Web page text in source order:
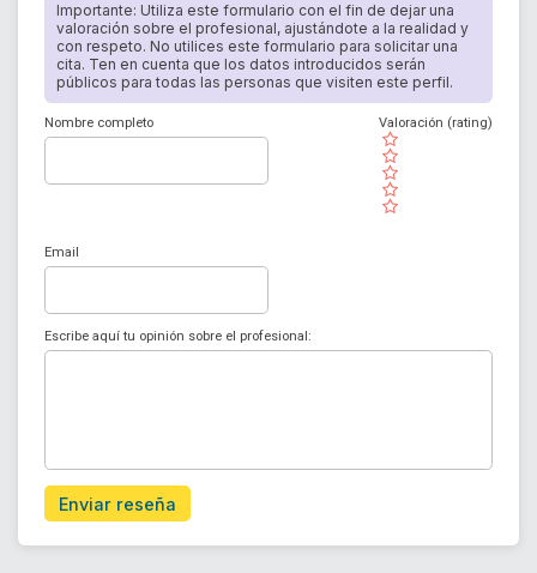
Importante: Utiliza este formulario con el fin de dejar una
valoración sobre el profesional, ajustándote a la realidad y
con respeto. No utilices este formulario para solicitar una
cita. Ten en cuenta que los datos introducidos serán
públicos para todas las personas que visiten este perfil.
Nombre completo
( )
( )
( )
( )
( )
Valoración (rating)
Email
Escribe aquí tu opinión sobre el profesional:
Enviar reseña